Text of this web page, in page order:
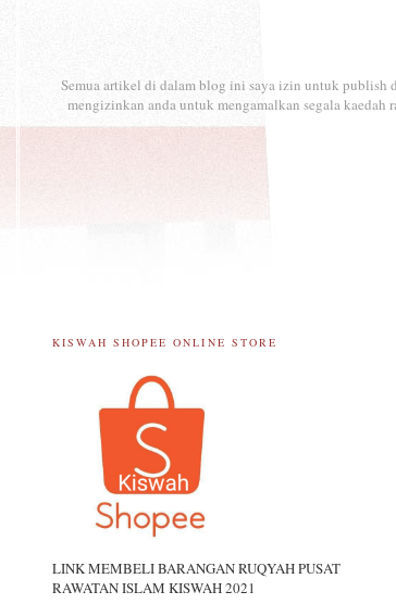
Semua artikel di dalam blog ini saya izin untuk publish
mengizinkan anda untuk mengamalkan segala
KISWAH SHOPEE ONLINE STORE
LINK MEMBELI BARANGAN RUQYAH PUSAT
RAWATAN ISLAM KISWAH 2021